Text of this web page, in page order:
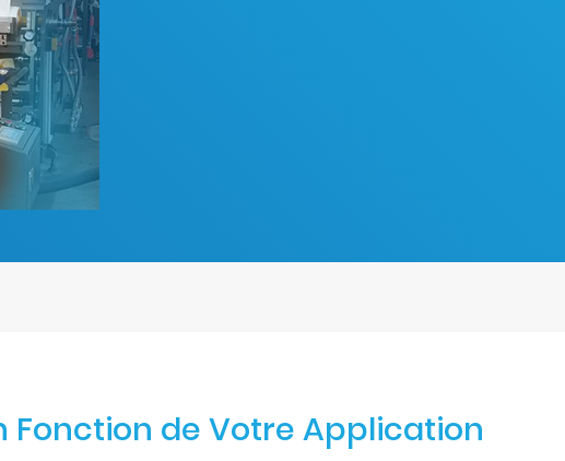
Fonction de Votre Application